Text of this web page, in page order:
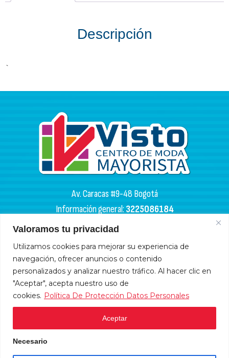
Valoramos tu privacidad
Utilizamos cookies para mejorar su experiencia de
navegación, ofrecer anuncios o contenido
personalizados y analizar nuestro tráfico. Al hacer clic en
"Aceptar", acepta nuestro uso de
cookies. Política De Protección Datos Personales
Aceptar
Necesario
Descripción
`
Av. Caracas #9-48 Bogotá
Información general:3225086184
PQR:3102133050
HORARIOS DE APERTURA
Miércoles y sábados: 4:00 a. m. - 6:00 p. m.
Lunes, martes, jueves y viernes: 9:00 a. m. - 6:00 p. m.
Domingos y festivos: 10:00 a. m. - 5:00 p .m.
HORARIOS DE ADMINISTRACIÓN